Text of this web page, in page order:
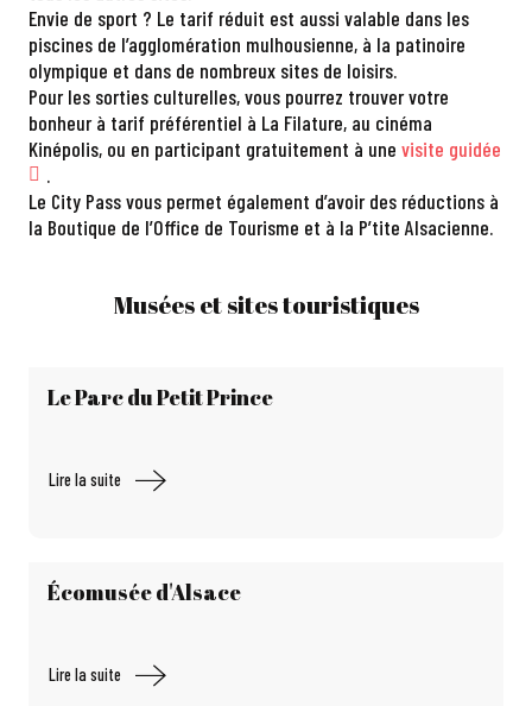
Envie de sport ? Le tarif réduit est aussi valable dans les
piscines de l’agglomération mulhousienne, à la patinoire
olympique et dans de nombreux sites de loisirs.
Pour les sorties culturelles, vous pourrez trouver votre
bonheur à tarif préférentiel à La Filature, au cinéma
Kinépolis, ou en participant gratuitement à une visite guidée
.
Le City Pass vous permet également d’avoir des réductions à
la Boutique de l’Office de Tourisme et à la P’tite Alsacienne.
Musées et sites touristiques
Le Parc du Petit Prince
Lire la suite
Écomusée d'Alsace
Lire la suite